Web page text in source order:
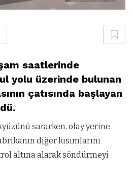
saatlerinde
yolu üzerinde bulunan
çatısında başlayan
sararken, olay yerine
diğer kısımlarını
altına alarak söndürmeyi